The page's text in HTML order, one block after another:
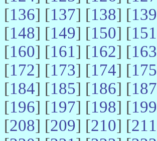
[136] [137] [138] [139
[148] [149] [150] [151
[160] [161] [162] [163
[172] [173] [174] [175
[184] [185] [186] [187
[196] [197] [198] [199
[208] [209] [210] [211